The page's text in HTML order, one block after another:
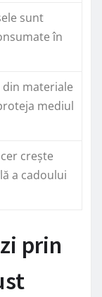
sunt
în
materiale
mediul
crește
a cadoului
prin